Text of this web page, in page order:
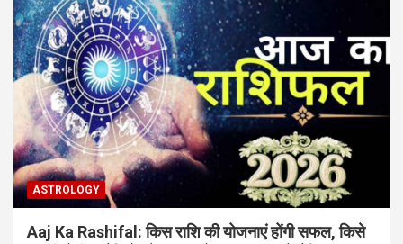
ASTROLOGY
Aaj Ka Rashifal: किस राशि की योजनाएं होंगी सफल, किसे